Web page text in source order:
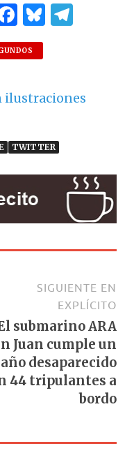
F
a
c
b
o
k
B
y ra
ilustraciones
TWITTER
SIGUIENTE EN
EXPLÍCITO
submarino ARA
Juan cumple un
año desaparecido
44 tripulantes a
bordo